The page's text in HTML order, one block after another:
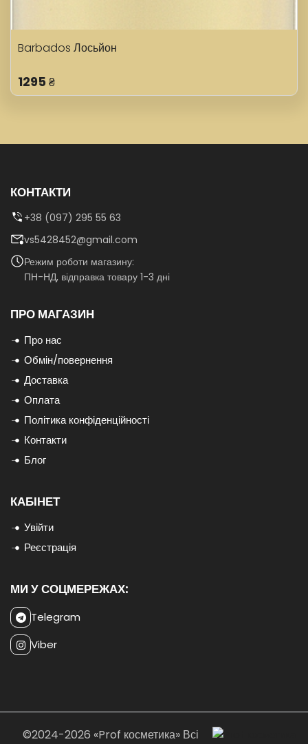
Barbados Лосьйон
1295 ₴
КОНТАКТИ
+38 (097) 295 55 63
vs5428452@gmail.com
Режим роботи магазину:
ПН-НД, відправка товару 1-3 дні
ПРО МАГАЗИН
Про нас
Обмін/повернення
Доставка
Оплата
Політика конфіденційності
Контакти
Блог
КАБІНЕТ
Увійти
Реєстрація
МИ У СОЦМЕРЕЖАХ:
Telegram
Viber
©2024-2026 «Prof косметика» Всі